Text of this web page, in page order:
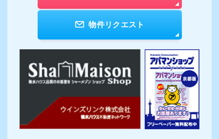
物件リクエスト